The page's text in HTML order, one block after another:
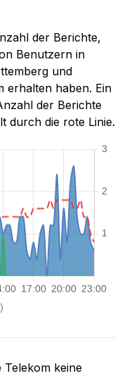
der Berichte,
Benutzern in
und
erhalten haben. Ein
der Berichte
durch die rote Linie.
keine